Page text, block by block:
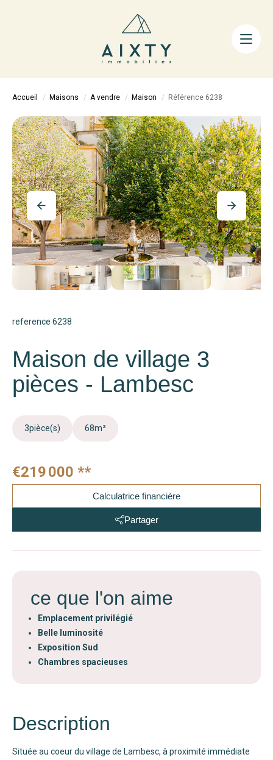
ACHETER
LA MÉTHODE
AIXTY & VOUS
Nos Agences
Nos Équipes
Nos Tarifs
Nos Biens Vendus
Notre City Guide
Accueil Maisons A vendre Maison Référence 6238
reference 6238
Maison de village 3
pièces - Lambesc
3pièce(s) 68m²
€219 000 **
Calculatrice financière
Partager
ce que l'on aime
Emplacement privilégié
Belle luminosité
Exposition Sud
Chambres spacieuses
Description
Située au coeur du village de Lambesc, à proximité immédiate